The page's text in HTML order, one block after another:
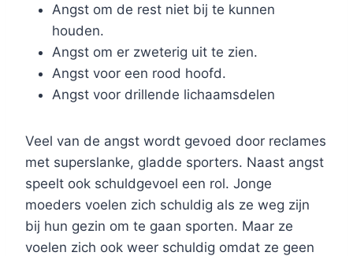
Angst om de rest niet bij te kunnen
houden.
Angst om er zweterig uit te zien.
Angst voor een rood hoofd.
Angst voor drillende lichaamsdelen
Veel van de angst wordt gevoed door reclames
met superslanke, gladde sporters. Naast angst
speelt ook schuldgevoel een rol. Jonge
moeders voelen zich schuldig als ze weg zijn
bij hun gezin om te gaan sporten. Maar ze
voelen zich ook weer schuldig omdat ze geen